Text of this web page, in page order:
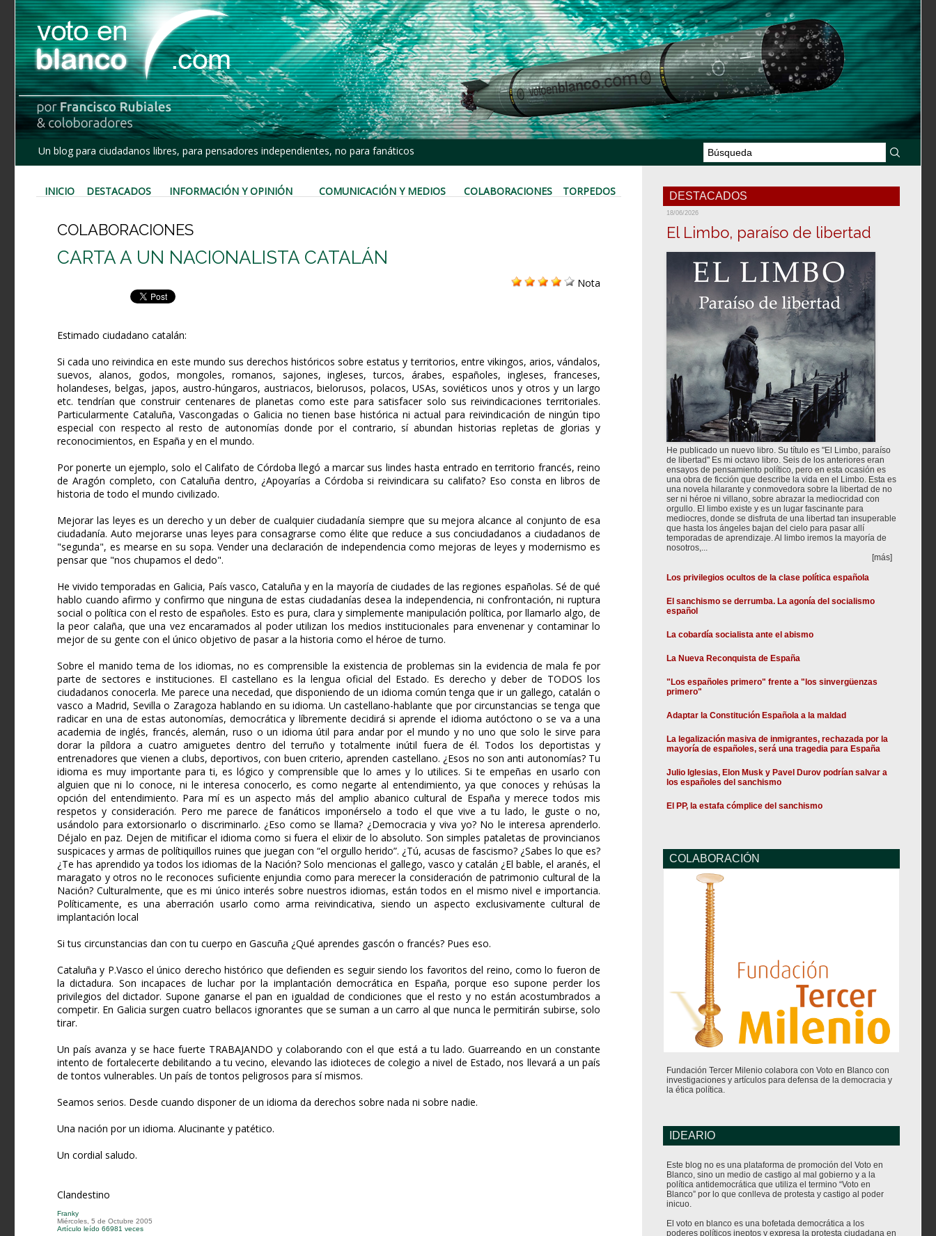
Un blog para ciudadanos libres, para pensadores independientes, no para fanáticos
INICIO DESTACADOS INFORMACIÓN Y OPINIÓN COMUNICACIÓN Y MEDIOS COLABORACIONES TORPEDOS
COLABORACIONES
CARTA A UN NACIONALISTA CATALÁN
Nota
Estimado ciudadano catalán:
Si cada uno reivindica en este mundo sus derechos históricos sobre estatus y territorios, entre vikingos, arios, vándalos,
suevos, alanos, godos, mongoles, romanos, sajones, ingleses, turcos, árabes, españoles, ingleses, franceses,
holandeses, belgas, japos, austro-húngaros, austriacos, bielorusos, polacos, USAs, soviéticos unos y otros y un largo
etc. tendrían que construir centenares de planetas como este para satisfacer solo sus reivindicaciones territoriales.
Particularmente Cataluña, Vascongadas o Galicia no tienen base histórica ni actual para reivindicación de ningún tipo
especial con respecto al resto de autonomías donde por el contrario, sí abundan historias repletas de glorias y
reconocimientos, en España y en el mundo.
Por ponerte un ejemplo, solo el Califato de Córdoba llegó a marcar sus lindes hasta entrado en territorio francés, reino
de Aragón completo, con Cataluña dentro, ¿Apoyarías a Córdoba si reivindicara su califato? Eso consta en libros de
historia de todo el mundo civilizado.
Mejorar las leyes es un derecho y un deber de cualquier ciudadanía siempre que su mejora alcance al conjunto de esa
ciudadanía. Auto mejorarse unas leyes para consagrarse como élite que reduce a sus conciudadanos a ciudadanos de
"segunda", es mearse en su sopa. Vender una declaración de independencia como mejoras de leyes y modernismo es
pensar que "nos chupamos el dedo".
He vivido temporadas en Galicia, País vasco, Cataluña y en la mayoría de ciudades de las regiones españolas. Sé de qué
hablo cuando afirmo y confirmo que ninguna de estas ciudadanías desea la independencia, ni confrontación, ni ruptura
social o política con el resto de españoles. Esto es pura, clara y simplemente manipulación política, por llamarlo algo, de
la peor calaña, que una vez encaramados al poder utilizan los medios institucionales para envenenar y contaminar lo
mejor de su gente con el único objetivo de pasar a la historia como el héroe de turno.
Sobre el manido tema de los idiomas, no es comprensible la existencia de problemas sin la evidencia de mala fe por
parte de sectores e instituciones. El castellano es la lengua oficial del Estado. Es derecho y deber de TODOS los
ciudadanos conocerla. Me parece una necedad, que disponiendo de un idioma común tenga que ir un gallego, catalán o
vasco a Madrid, Sevilla o Zaragoza hablando en su idioma. Un castellano-hablante que por circunstancias se tenga que
radicar en una de estas autonomías, democrática y líbremente decidirá si aprende el idioma autóctono o se va a una
academia de inglés, francés, alemán, ruso o un idioma útil para andar por el mundo y no uno que solo le sirve para
dorar la píldora a cuatro amiguetes dentro del terruño y totalmente inútil fuera de él. Todos los deportistas y
entrenadores que vienen a clubs, deportivos, con buen criterio, aprenden castellano. ¿Esos no son anti autonomías? Tu
idioma es muy importante para ti, es lógico y comprensible que lo ames y lo utilices. Si te empeñas en usarlo con
alguien que ni lo conoce, ni le interesa conocerlo, es como negarte al entendimiento, ya que conoces y rehúsas la
opción del entendimiento. Para mí es un aspecto más del amplio abanico cultural de España y merece todos mis
respetos y consideración. Pero me parece de fanáticos imponérselo a todo el que vive a tu lado, le guste o no,
usándolo para extorsionarlo o discriminarlo. ¿Eso como se llama? ¿Democracia y viva yo? No le interesa aprenderlo.
Déjalo en paz. Dejen de mitificar el idioma como si fuera el elixir de lo absoluto. Son simples pataletas de provincianos
suspicaces y armas de polítiquillos ruines que juegan con “el orgullo herido”. ¿Tú, acusas de fascismo? ¿Sabes lo que es?
¿Te has aprendido ya todos los idiomas de la Nación? Solo mencionas el gallego, vasco y catalán ¿El bable, el aranés, el
maragato y otros no le reconoces suficiente enjundia como para merecer la consideración de patrimonio cultural de la
Nación? Culturalmente, que es mi único interés sobre nuestros idiomas, están todos en el mismo nivel e importancia.
Políticamente, es una aberración usarlo como arma reivindicativa, siendo un aspecto exclusivamente cultural de
implantación local
Si tus circunstancias dan con tu cuerpo en Gascuña ¿Qué aprendes gascón o francés? Pues eso.
Cataluña y P.Vasco el único derecho histórico que defienden es seguir siendo los favoritos del reino, como lo fueron de
la dictadura. Son incapaces de luchar por la implantación democrática en España, porque eso supone perder los
privilegios del dictador. Supone ganarse el pan en igualdad de condiciones que el resto y no están acostumbrados a
competir. En Galicia surgen cuatro bellacos ignorantes que se suman a un carro al que nunca le permitirán subirse, solo
tirar.
Un país avanza y se hace fuerte TRABAJANDO y colaborando con el que está a tu lado. Guarreando en un constante
intento de fortalecerte debilitando a tu vecino, elevando las idioteces de colegio a nivel de Estado, nos llevará a un país
de tontos vulnerables. Un país de tontos peligrosos para sí mismos.
Seamos serios. Desde cuando disponer de un idioma da derechos sobre nada ni sobre nadie.
Una nación por un idioma. Alucinante y patético.
Un cordial saludo.
Clandestino
Franky
Miércoles, 5 de Octubre 2005
Artículo leído 66981 veces
DESTACADOS
18/06/2026
El Limbo, paraíso de libertad
He publicado un nuevo libro. Su título es "El Limbo, paraíso
de libertad" Es mi octavo libro. Seis de los anteriores eran
ensayos de pensamiento político, pero en esta ocasión es
una obra de ficción que describe la vida en el Limbo. Esta es
una novela hilarante y conmovedora sobre la libertad de no
ser ni héroe ni villano, sobre abrazar la mediocridad con
orgullo. El limbo existe y es un lugar fascinante para
mediocres, donde se disfruta de una libertad tan insuperable
que hasta los ángeles bajan del cielo para pasar allí
temporadas de aprendizaje. Al limbo iremos la mayoría de
nosotros,...
[más]
Los privilegios ocultos de la clase política española
El sanchismo se derrumba. La agonía del socialismo
español
La cobardía socialista ante el abismo
La Nueva Reconquista de España
"Los españoles primero" frente a "los sinvergüenzas
primero"
Adaptar la Constitución Española a la maldad
La legalización masiva de inmigrantes, rechazada por la
mayoría de españoles, será una tragedia para España
Julio Iglesias, Elon Musk y Pavel Durov podrían salvar a
los españoles del sanchismo
El PP, la estafa cómplice del sanchismo
COLABORACIÓN
Fundación Tercer Milenio colabora con Voto en Blanco con
investigaciones y artículos para defensa de la democracia y
la ética política.
IDEARIO
Este blog no es una plataforma de promoción del Voto en
Blanco, sino un medio de castigo al mal gobierno y a la
política antidemocrática que utiliza el termino “Voto en
Blanco” por lo que conlleva de protesta y castigo al poder
inicuo.
El voto en blanco es una bofetada democrática a los
poderes políticos ineptos y expresa la protesta ciudadana en